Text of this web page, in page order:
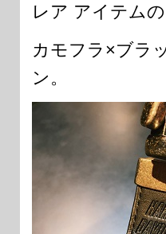
レア アイテム
カモフラ×ブラ
ン。